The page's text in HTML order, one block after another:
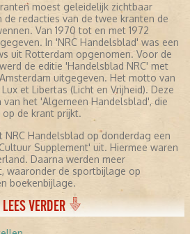
moest geleidelijk zichtbaar
redacties van de twee kranten de
Van 1970 tot en met 1972
In 'NRC Handelsblad' was een
uit Rotterdam opgenomen. Voor de
de editie 'Handelsblad NRC' met
uitgegeven. Het motto van
et Libertas (Licht en Vrijheid). Deze
het 'Algemeen Handelsblad', die
op de krant prijkt.
NRC Handelsblad op donderdag een
Supplement' uit. Hiermee waren
Daarna werden meer
waaronder de sportbijlage op
boekenbijlage.
LEES VERDER